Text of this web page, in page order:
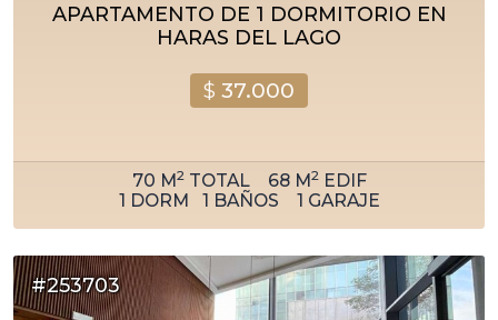
APARTAMENTO DE 1 DORMITORIO EN
HARAS DEL LAGO
$ 37.000
70 M2TOTAL 68M2EDIF
1 DORM 1 BAÑOS 1 GARAJE
#253703